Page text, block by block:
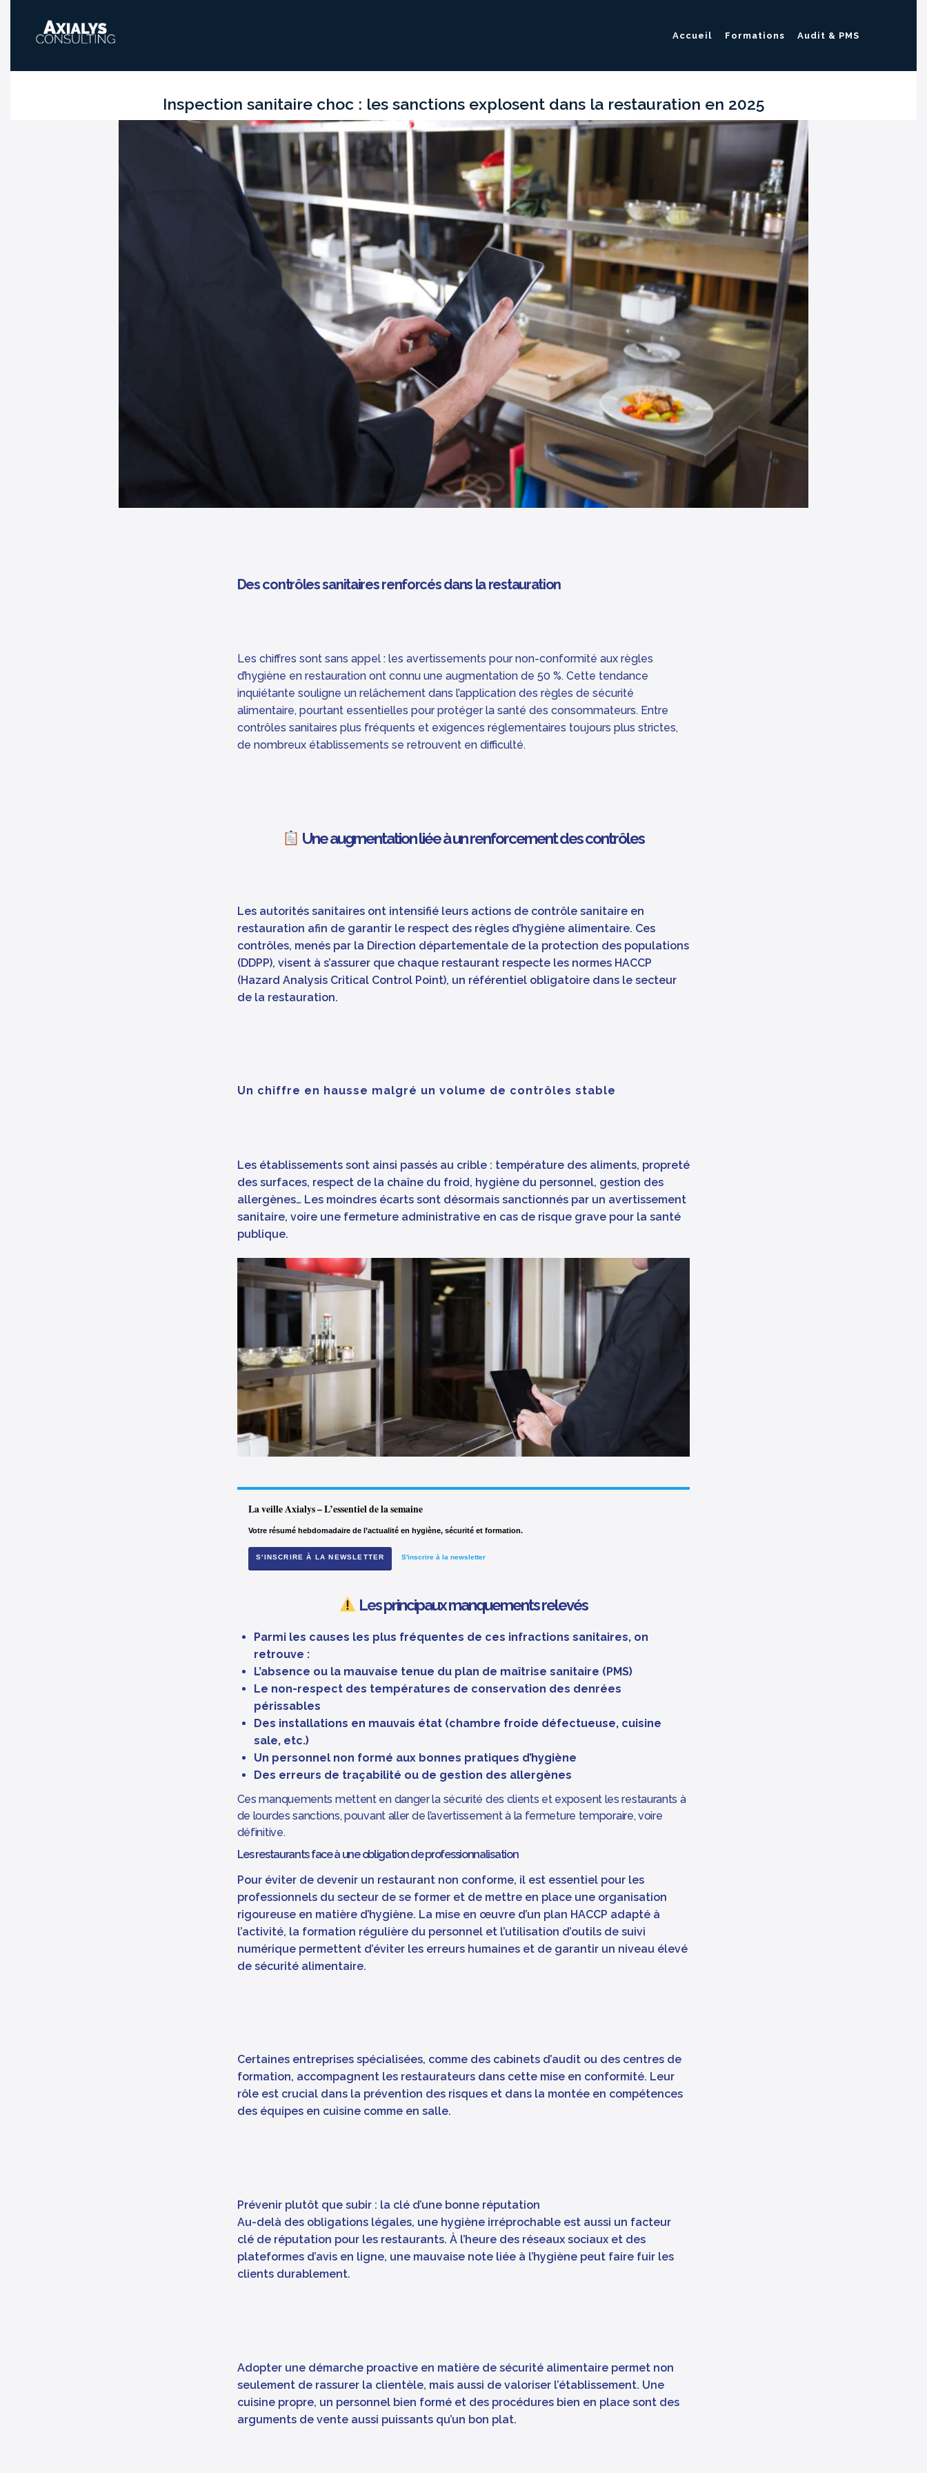
Accueil Formations Audit & PMS
Inspection sanitaire choc : les sanctions explosent dans la restauration en 2025
Des contrôles sanitaires renforcés dans la restauration
Les chiffres sont sans appel : les avertissements pour non-conformité aux règles
d’hygiène en restauration ont connu une augmentation de 50 %. Cette tendance
inquiétante souligne un relâchement dans l’application des règles de sécurité
alimentaire, pourtant essentielles pour protéger la santé des consommateurs. Entre
contrôles sanitaires plus fréquents et exigences réglementaires toujours plus strictes,
de nombreux établissements se retrouvent en difficulté.
Une augmentation liée à un renforcement des contrôles
Les autorités sanitaires ont intensifié leurs actions de contrôle sanitaire en
restauration afin de garantir le respect des règles d’hygiène alimentaire. Ces
contrôles, menés par la Direction départementale de la protection des populations
(DDPP), visent à s’assurer que chaque restaurant respecte les normes HACCP
(Hazard Analysis Critical Control Point), un référentiel obligatoire dans le secteur
de la restauration.
Un chiffre en hausse malgré un volume de contrôles stable
Les établissements sont ainsi passés au crible : température des aliments, propreté
des surfaces, respect de la chaîne du froid, hygiène du personnel, gestion des
allergènes… Les moindres écarts sont désormais sanctionnés par un avertissement
sanitaire, voire une fermeture administrative en cas de risque grave pour la santé
publique.
La veille Axialys – L’essentiel de la semaine
Votre résumé hebdomadaire de l’actualité en hygiène, sécurité et formation.
S'INSCRIRE À LA NEWSLETTER S'inscrire à la newsletter
Les principaux manquements relevés
Parmi les causes les plus fréquentes de ces infractions sanitaires, on
retrouve :
L’absence ou la mauvaise tenue du plan de maîtrise sanitaire (PMS)
Le non-respect des températures de conservation des denrées
périssables
Des installations en mauvais état (chambre froide défectueuse, cuisine
sale, etc.)
Un personnel non formé aux bonnes pratiques d’hygiène
Des erreurs de traçabilité ou de gestion des allergènes
Ces manquements mettent en danger la sécurité des clients et exposent les restaurants à
de lourdes sanctions, pouvant aller de l’avertissement à la fermeture temporaire, voire
définitive.
Les restaurants face à une obligation de professionnalisation
Pour éviter de devenir un restaurant non conforme, il est essentiel pour les
professionnels du secteur de se former et de mettre en place une organisation
rigoureuse en matière d’hygiène. La mise en œuvre d’un plan HACCP adapté à
l’activité, la formation régulière du personnel et l’utilisation d’outils de suivi
numérique permettent d’éviter les erreurs humaines et de garantir un niveau élevé
de sécurité alimentaire.
Certaines entreprises spécialisées, comme des cabinets d’audit ou des centres de
formation, accompagnent les restaurateurs dans cette mise en conformité. Leur
rôle est crucial dans la prévention des risques et dans la montée en compétences
des équipes en cuisine comme en salle.
Prévenir plutôt que subir : la clé d’une bonne réputation
Au-delà des obligations légales, une hygiène irréprochable est aussi un facteur
clé de réputation pour les restaurants. À l’heure des réseaux sociaux et des
plateformes d’avis en ligne, une mauvaise note liée à l’hygiène peut faire fuir les
clients durablement.
Adopter une démarche proactive en matière de sécurité alimentaire permet non
seulement de rassurer la clientèle, mais aussi de valoriser l’établissement. Une
cuisine propre, un personnel bien formé et des procédures bien en place sont des
arguments de vente aussi puissants qu’un bon plat.